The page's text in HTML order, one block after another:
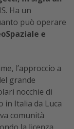
Ha un
può operare
e
l’approccio a
grande
nocchie di
in Italia da Luca
comunità